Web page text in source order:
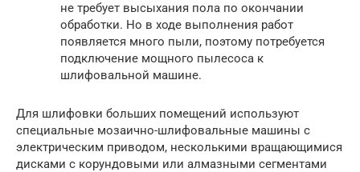
не требует высыхания пола по окончании
обработки. Но в ходе выполнения работ
появляется много пыли, поэтому потребуется
подключение мощного пылесоса к
шлифовальной машине.
Для шлифовки больших помещений используют
специальные мозаично-шлифовальные машины с
электрическим приводом, несколькими вращающимися
дисками с корундовыми или алмазными сегментами